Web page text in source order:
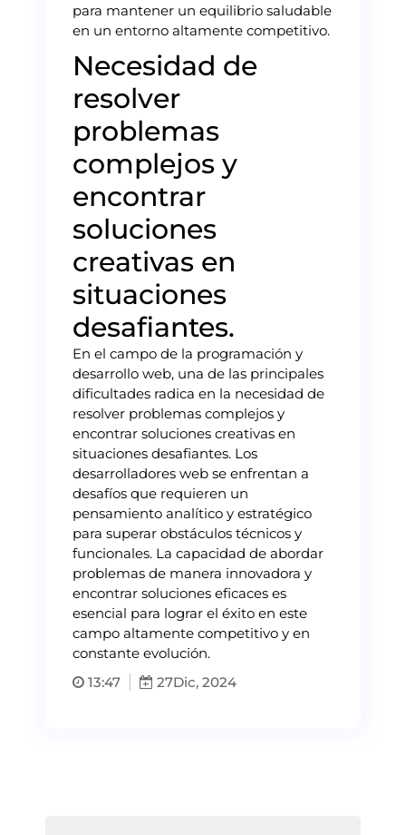
para mantener un equilibrio saludable
en un entorno altamente competitivo.
Necesidad de
resolver
problemas
complejos y
encontrar
soluciones
creativas en
situaciones
desafiantes.
En el campo de la programación y
desarrollo web, una de las principales
dificultades radica en la necesidad de
resolver problemas complejos y
encontrar soluciones creativas en
situaciones desafiantes. Los
desarrolladores web se enfrentan a
desafíos que requieren un
pensamiento analítico y estratégico
para superar obstáculos técnicos y
funcionales. La capacidad de abordar
problemas de manera innovadora y
encontrar soluciones eficaces es
esencial para lograr el éxito en este
campo altamente competitivo y en
constante evolución.
13:47
27Dic, 2024